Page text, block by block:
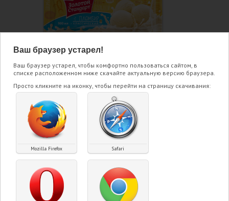
ЗАКАЗАТЬ
О ТОВАРЕ:
Пломбир Золотой Стандарт в
большой упаковке 495 грамм.
Мягкий насыщенный вкус сливок,
плотная консистенция, умеренная
сладость.
Основные ингредиенты Золотого
Ваш браузер устарел!
Ваш браузер устарел, чтобы комфортно пользоваться сайтом, в
списке расположенном ниже скачайте актуальную версию браузера.
Просто кликните на иконку, чтобы перейти на страницу скачивания:
Mozilla Firefox Safari